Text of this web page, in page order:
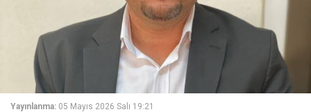
Yayınlanma: 05 Mayıs 2026 Salı 19:21